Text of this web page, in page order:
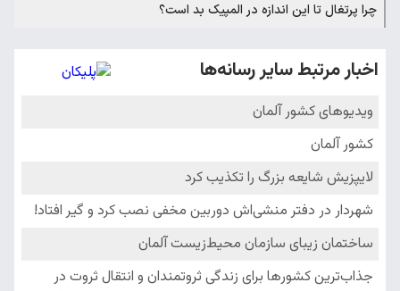
چرا پرتغال تا این اندازه در المپیک بد است؟